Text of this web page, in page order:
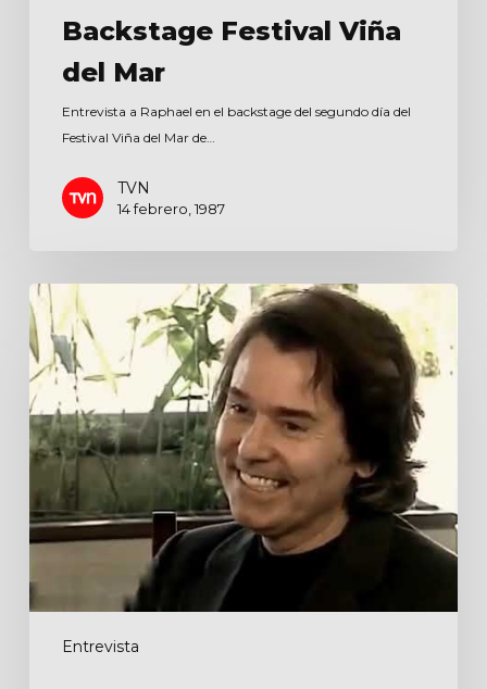
Backstage Festival Viña
del Mar
Entrevista a Raphael en el backstage del segundo día del
Festival Viña del Mar de…
TVN
14 febrero, 1987
Entrevista
De
Cerca